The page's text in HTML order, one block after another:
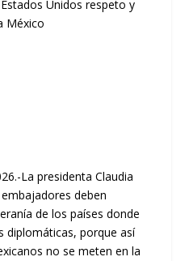
La presidenta Claudia
deben
de los países donde
diplomáticas, porque así
no se meten en la